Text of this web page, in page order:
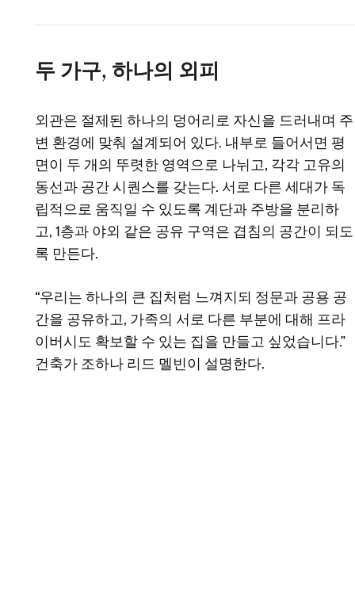
두 가구, 하나의 외피
외관은 절제된 하나의 덩어리로 자신을 드러내며 주
변 환경에 맞춰 설계되어 있다. 내부로 들어서면 평
면이 두 개의 뚜렷한 영역으로 나뉘고, 각각 고유의
동선과 공간 시퀀스를 갖는다. 서로 다른 세대가 독
립적으로 움직일 수 있도록 계단과 주방을 분리하
고, 1층과 야외 같은 공유 구역은 겹침의 공간이 되도
록 만든다.
“우리는 하나의 큰 집처럼 느껴지되 정문과 공용 공
간을 공유하고, 가족의 서로 다른 부분에 대해 프라
이버시도 확보할 수 있는 집을 만들고 싶었습니다.”
건축가 조하나 리드 멜빈이 설명한다.